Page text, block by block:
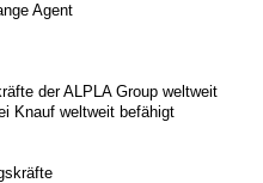
Agent
der ALPLA Group weltweit
Knauf weltweit befähigt